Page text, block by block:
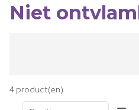
Niet
4 product(en)